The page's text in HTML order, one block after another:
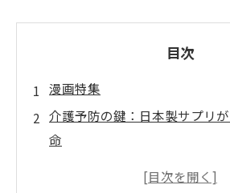
目次
漫画特集
介護予防の鍵：日本製サプリ
命
高齢化社会を生き抜くために